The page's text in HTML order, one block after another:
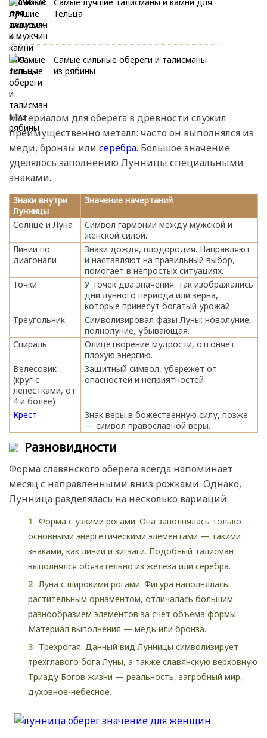
Тельца
Самые сильные обереги и талисманы
из рябины
Материалом для оберега в древности служил
преимущественно металл: часто он выполнялся из
меди, бронзы или серебра. Большое значение
уделялось заполнению Лунницы специальными
знаками.
Знаки внутри
Лунницы
Значение начертаний
Солнце и Луна
Символ гармонии между мужской и
женской силой.
Линии по
диагонали
Знаки дождя, плодородия. Направляют
и наставляют на правильный выбор,
помогает в непростых ситуациях.
Точки
У точек два значения: так изображались
дни лунного периода или зерна,
которые принесут богатый урожай.
Треугольник
Символизировал фазы Луны: новолуние,
полнолуние, убывающая.
Спираль
Олицетворение мудрости, отгоняет
плохую энергию.
Велесовик
(круг с
лепестками, от
4 и более)
Защитный символ, убережет от
опасностей и неприятностей
Крест
Знак веры в божественную силу, позже
— символ православной веры.
Разновидности
Форма славянского оберега всегда напоминает
месяц с направленными вниз рожками. Однако,
Лунница разделялась на несколько вариаций.
Форма с узкими рогами. Она заполнялась только
основными энергетическими элементами — такими
знаками, как линии и зигзаги. Подобный талисман
выполнялся обязательно из железа или серебра.
Луна с широкими рогами. Фигура наполнялась
растительным орнаментом, отличалась большим
разнообразием элементов за счет объема формы.
Материал выполнения — медь или бронза.
Трехрогая. Данный вид Лунницы символизирует
трёхглавого бога Луны, а также славянскую верховную
Триаду Богов жизни — реальность, загробный мир,
духовное-небесное.